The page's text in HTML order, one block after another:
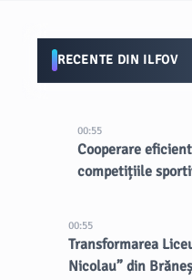
RECENTE DIN ILFOV
00:55
Cooperare
competițiile
00:55
Transformarea
Nicolau” din